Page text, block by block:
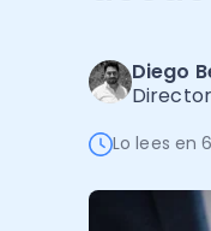
Administración
Software Factura
Autores
Diego
Lo lees en